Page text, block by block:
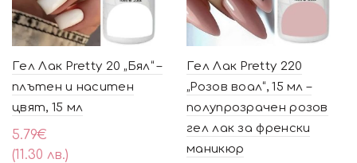
Гел Лак Pretty 20 „Бял“ –
плътен и наситен
цвят, 15 мл
5.79€
(11.30 лв.)
Гел Лак Pretty 220
„Розов воал“, 15 мл –
полупрозрачен розов
гел лак за френски
маникюр